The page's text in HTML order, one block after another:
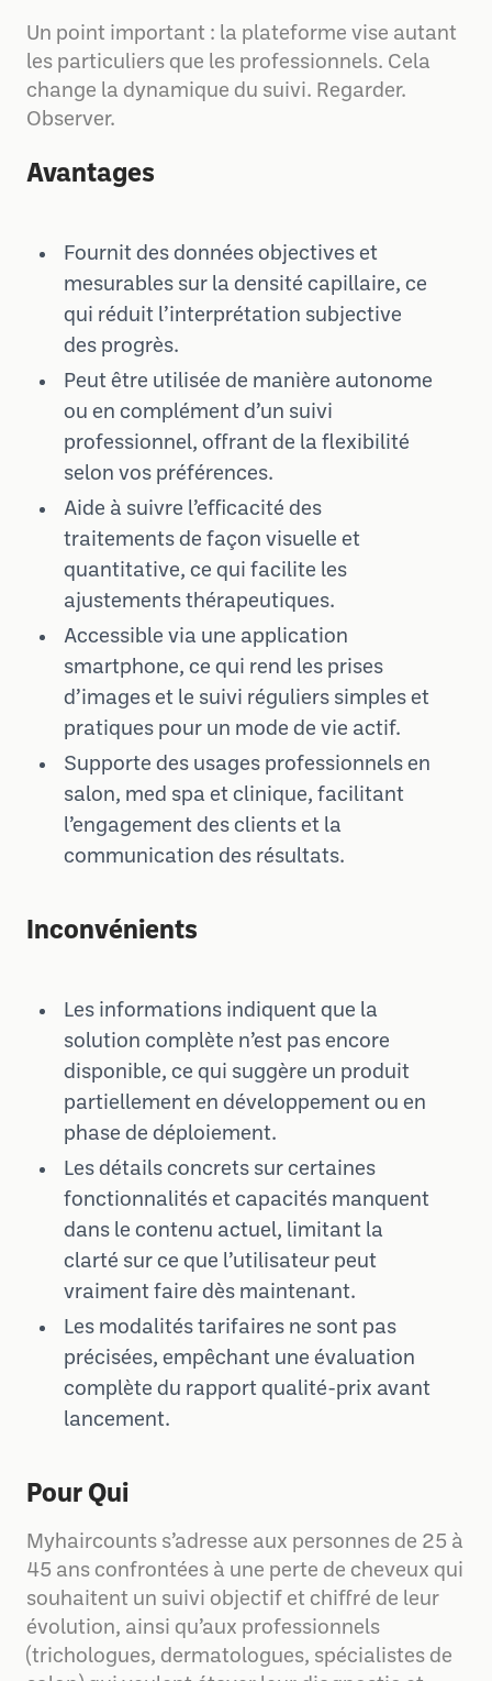
Un point important : la plateforme vise autant
les particuliers que les professionnels. Cela
change la dynamique du suivi. Regarder.
Observer.
Avantages
Fournit des données objectives et
mesurables sur la densité capillaire, ce
qui réduit l’interprétation subjective
des progrès.
Peut être utilisée de manière autonome
ou en complément d’un suivi
professionnel, offrant de la flexibilité
selon vos préférences.
Aide à suivre l’efficacité des
traitements de façon visuelle et
quantitative, ce qui facilite les
ajustements thérapeutiques.
Accessible via une application
smartphone, ce qui rend les prises
d’images et le suivi réguliers simples et
pratiques pour un mode de vie actif.
Supporte des usages professionnels en
salon, med spa et clinique, facilitant
l’engagement des clients et la
communication des résultats.
Inconvénients
Les informations indiquent que la
solution complète n’est pas encore
disponible, ce qui suggère un produit
partiellement en développement ou en
phase de déploiement.
Les détails concrets sur certaines
fonctionnalités et capacités manquent
dans le contenu actuel, limitant la
clarté sur ce que l’utilisateur peut
vraiment faire dès maintenant.
Les modalités tarifaires ne sont pas
précisées, empêchant une évaluation
complète du rapport qualité-prix avant
lancement.
Pour Qui
Myhaircounts s’adresse aux personnes de 25 à
45 ans confrontées à une perte de cheveux qui
souhaitent un suivi objectif et chiffré de leur
évolution, ainsi qu’aux professionnels
(trichologues, dermatologues, spécialistes de